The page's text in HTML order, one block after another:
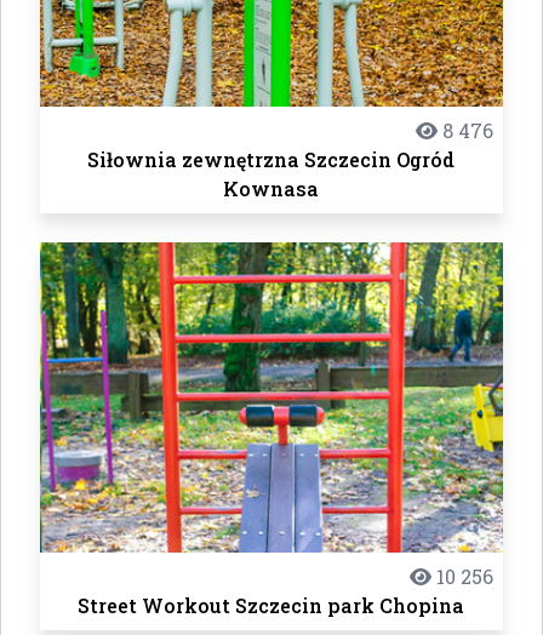
8 476
Siłownia zewnętrzna Szczecin Ogród
Kownasa
10 256
Street Workout Szczecin park Chopina